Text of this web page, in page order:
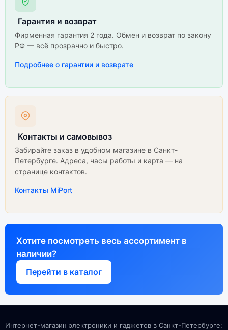
Гарантия и возврат
Фирменная гарантия 2 года. Обмен и возврат по закону
РФ — всё прозрачно и быстро.
Подробнее о гарантии и возврате
Контакты и самовывоз
Забирайте заказ в удобном магазине в Санкт-
Петербурге. Адреса, часы работы и карта — на
странице контактов.
Контакты MiPort
Хотите посмотреть весь ассортимент в
наличии?
Перейти в каталог
Интернет-магазин электроники и гаджетов в Санкт-Петербурге: